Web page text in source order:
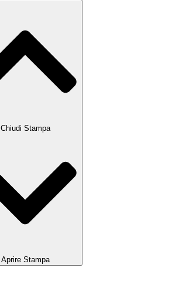
Chiudi Stampa
Aprire Stampa